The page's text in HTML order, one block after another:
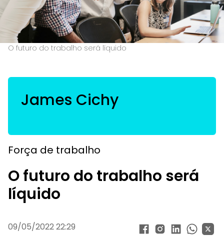
O futuro do trabalho será líquido
James Cichy
Força de trabalho
O futuro do trabalho será
líquido
09/05/2022 22:29